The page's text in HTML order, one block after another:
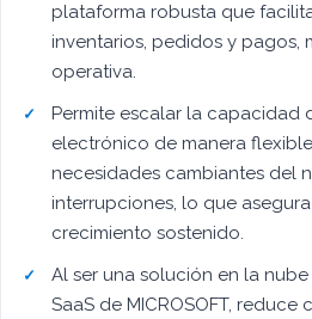
plataforma robusta que
inventarios, pedidos y pagos,
operativa.
Permite escalar la capacidad
electrónico de manera
necesidades cambiantes del
interrupciones, lo que
crecimiento sostenido.
Al ser una solución en la
SaaS de MICROSOFT, reduce